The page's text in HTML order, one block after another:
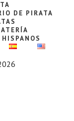
DE PIRATA
HISPANOS